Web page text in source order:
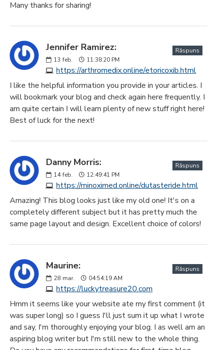
Many thanks for sharing!
Jennifer Ramirez:
13 feb. 11:38:20 PM
https://arthromedix.online/etoricoxib.html
Răspuns
I like the helpful information you provide in your articles. I
will bookmark your blog and check again here frequently. I
am quite certain I will learn plenty of new stuff right here!
Best of luck for the next!
Danny Morris:
14 feb. 12:49:41 PM
https://minoximed.online/dutasteride.html
Răspuns
Amazing! This blog looks just like my old one! It's on a
completely different subject but it has pretty much the
same page layout and design. Excellent choice of colors!
Maurine:
28 mar. 04:54:19 AM
https://luckytreasure20.com
Răspuns
Hmm it seems like your website ate my first comment (it
was super long) so I guess I'll just sum it up what I wrote
and say, I'm thoroughly enjoying your blog. I as well am an
aspiring blog writer but I'm still new to the whole thing.